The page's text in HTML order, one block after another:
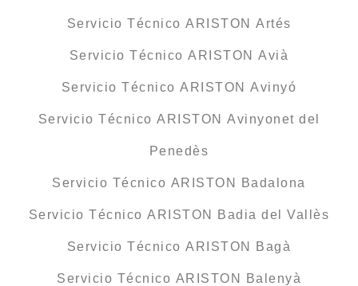
Servicio Técnico ARISTON Artés
Servicio Técnico ARISTON Avià
Servicio Técnico ARISTON Avinyó
Servicio Técnico ARISTON Avinyonet del
Penedès
Servicio Técnico ARISTON Badalona
Servicio Técnico ARISTON Badia del Vallès
Servicio Técnico ARISTON Bagà
Servicio Técnico ARISTON Balenyà